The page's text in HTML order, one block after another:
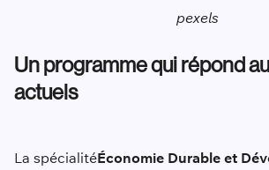
pexels
Un programme qui répond
actuels
La spécialitéÉconomie Durable et